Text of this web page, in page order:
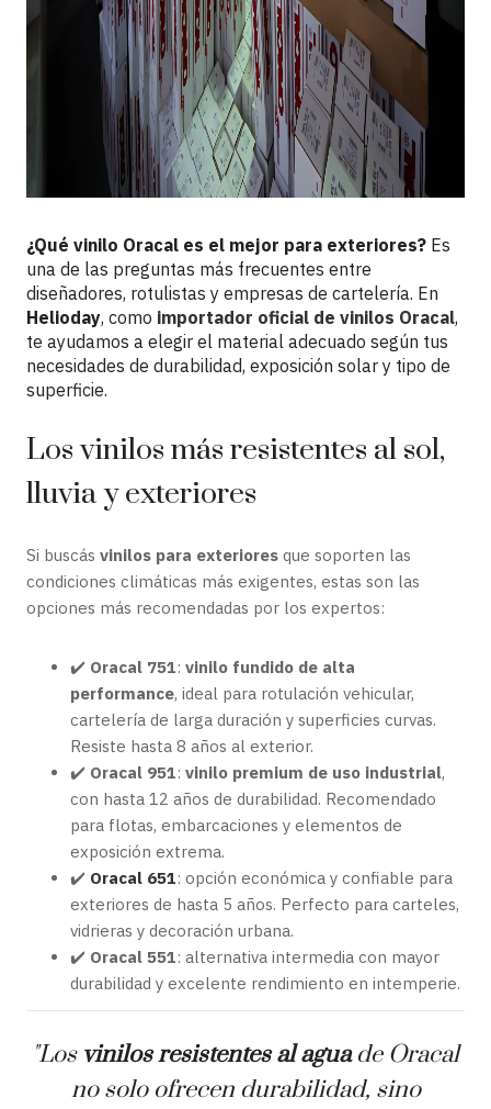
¿Qué vinilo Oracal es el mejor para exteriores? Es
una de las preguntas más frecuentes entre
diseñadores, rotulistas y empresas de cartelería. En
Helioday, como importador oficial de vinilos Oracal,
te ayudamos a elegir el material adecuado según tus
necesidades de durabilidad, exposición solar y tipo de
superficie.
Los vinilos más resistentes al sol,
lluvia y exteriores
Si buscás vinilos para exteriores que soporten las
condiciones climáticas más exigentes, estas son las
opciones más recomendadas por los expertos:
✔️ Oracal 751: vinilo fundido de alta
performance, ideal para rotulación vehicular,
cartelería de larga duración y superficies curvas.
Resiste hasta 8 años al exterior.
✔️ Oracal 951: vinilo premium de uso industrial,
con hasta 12 años de durabilidad. Recomendado
para flotas, embarcaciones y elementos de
exposición extrema.
✔️ Oracal 651: opción económica y confiable para
exteriores de hasta 5 años. Perfecto para carteles,
vidrieras y decoración urbana.
✔️ Oracal 551: alternativa intermedia con mayor
durabilidad y excelente rendimiento en intemperie.
"Los vinilos resistentes al aguade Oracal
no solo ofrecen durabilidad, sino